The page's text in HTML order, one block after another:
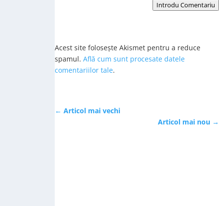
Introdu Comentariu
Acest site folosește Akismet pentru a reduce
spamul. Află cum sunt procesate datele
comentariilor tale.
← Articol mai vechi
Articol mai nou →